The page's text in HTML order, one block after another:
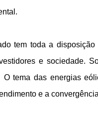
tem toda a
e sociedade.
O tema das energias
e a